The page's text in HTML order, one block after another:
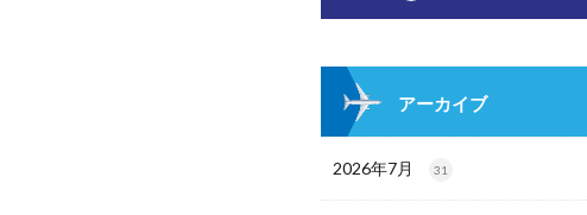
アーカイブ
2026年7月 31